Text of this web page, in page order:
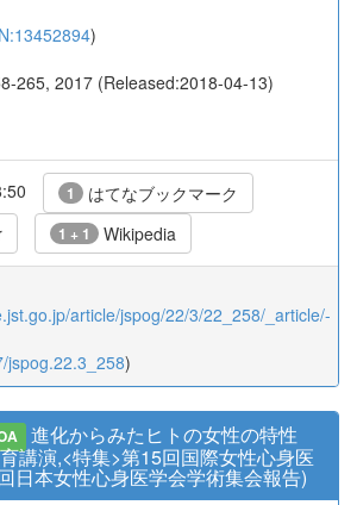
)
265, 2017 (Released:2018-04-13)
1 はてなブックマーク
1 + 1 Wikipedia
article/jspog/22/3/22_258/_article/-
jspog.22.3_258)
進化からみたヒトの女性の特性
講演,<特集>第15回国際女性心身医
日本女性心身医学会学術集会報告)